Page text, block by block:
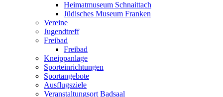
Heimatmuseum Schnaittach
Jüdisches Museum Franken
Vereine
Jugendtreff
Freibad
Freibad
Kneippanlage
Sporteinrichtungen
Sportangebote
Ausflugsziele
Veranstaltungsort Badsaal